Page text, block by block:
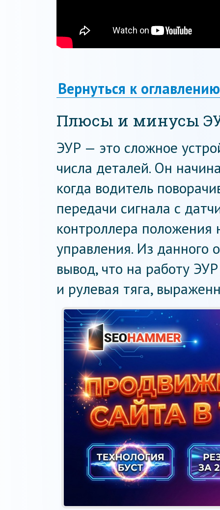
Вернуться к оглавлению
Плюсы и минусы
ЭУР — это сложное
числа деталей. Он
когда водитель
передачи сигнала с
контроллера положения
управления. Из данного
вывод, что на работу
и рулевая тяга,